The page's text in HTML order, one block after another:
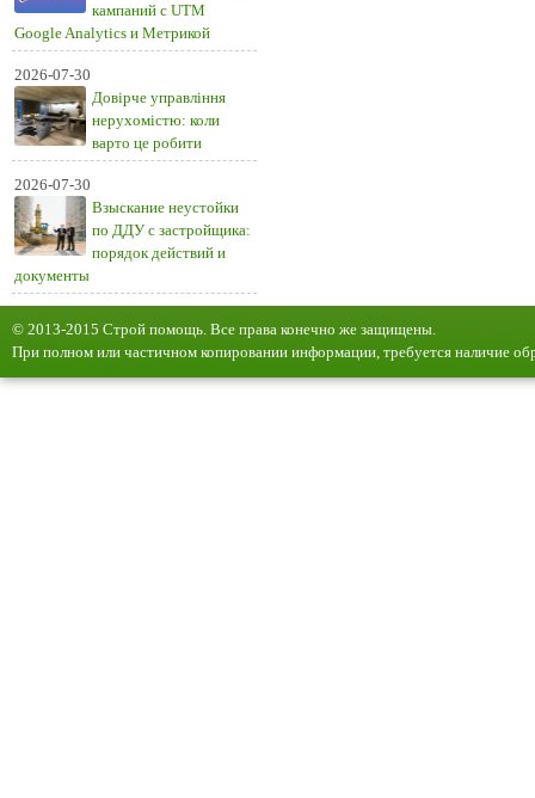
кампаний с UTM
Google Analytics и Метрикой
2026-07-30
Довірче управління
нерухомістю: коли
варто це робити
2026-07-30
Взыскание неустойки
по ДДУ с застройщика:
порядок действий и
документы
© 2013-2015 Строй помощь. Все права конечно же защищены.
При полном или частичном копировании информации, требуется наличие